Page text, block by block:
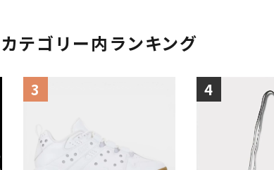
カテゴリー内ランキング